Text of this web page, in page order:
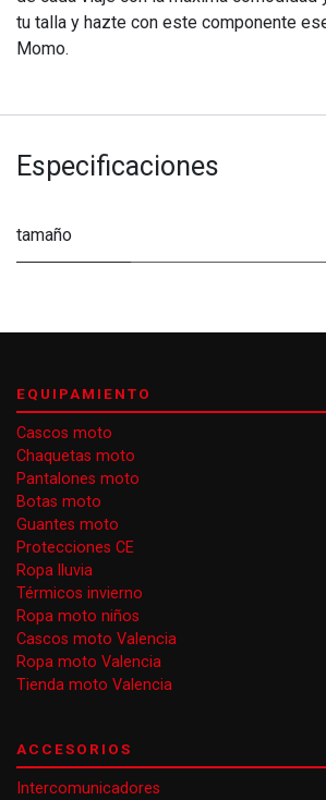
tu talla y hazte con este componente
Momo.
Especificaciones
tamaño
EQUIPAMIENTO
Cascos moto
Chaquetas moto
Pantalones moto
Botas moto
Guantes moto
Protecciones CE
Ropa lluvia
Térmicos invierno
Ropa moto niños
Cascos moto Valencia
Ropa moto Valencia
Tienda moto Valencia
ACCESORIOS
Intercomunicadores